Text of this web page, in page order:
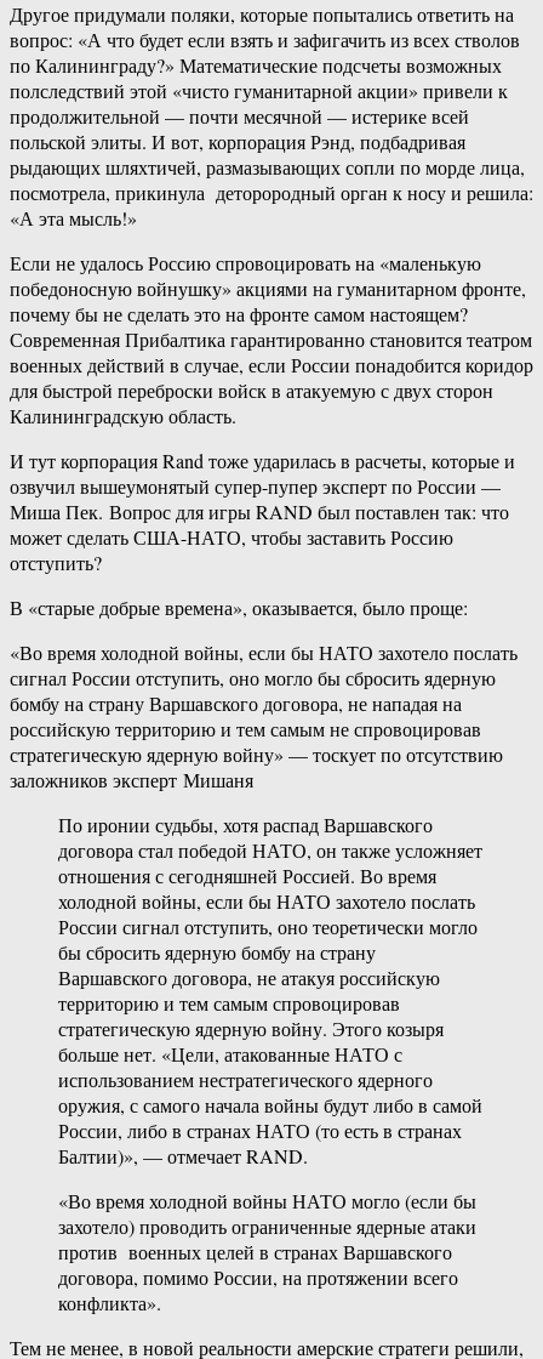
Другое придумали поляки, которые попытались ответить на
вопрос: «А что будет если взять и зафигачить из всех стволов
по Калининграду?» Математические подсчеты возможных
полследствий этой «чисто гуманитарной акции» привели к
продолжительной — почти месячной — истерике всей
польской элиты. И вот, корпорация Рэнд, подбадривая
рыдающих шляхтичей, размазывающих сопли по морде лица,
посмотрела, прикинула деторородный орган к носу и решила:
«А эта мысль!»
Если не удалось Россию спровоцировать на «маленькую
победоносную войнушку» акциями на гуманитарном фронте,
почему бы не сделать это на фронте самом настоящем?
Современная Прибалтика гарантированно становится театром
военных действий в случае, если России понадобится коридор
для быстрой переброски войск в атакуемую с двух сторон
Калининградскую область.
И тут корпорация Rand тоже ударилась в расчеты, которые и
озвучил вышеумонятый супер-​пупер эксперт по России —
Миша Пек. Вопрос для игры RAND был поставлен так: что
может сделать США-​НАТО, чтобы заставить Россию
отступить?
В «старые добрые времена», оказывается, было проще:
«Во время холодной войны, если бы НАТО захотело послать
сигнал России отступить, оно могло бы сбросить ядерную
бомбу на страну Варшавского договора, не нападая на
российскую территорию и тем самым не спровоцировав
стратегическую ядерную войну» — тоскует по отсутствию
заложников эксперт Мишаня
По иронии судьбы, хотя распад Варшавского
договора стал победой НАТО, он также усложняет
отношения с сегодняшней Россией. Во время
холодной войны, если бы НАТО захотело послать
России сигнал отступить, оно теоретически могло
бы сбросить ядерную бомбу на страну
Варшавского договора, не атакуя российскую
территорию и тем самым спровоцировав
стратегическую ядерную войну. Этого козыря
больше нет. «Цели, атакованные НАТО с
использованием нестратегического ядерного
оружия, с самого начала войны будут либо в самой
России, либо в странах НАТО (то есть в странах
Балтии)», — отмечает RAND.
«Во время холодной войны НАТО могло (если бы
захотело) проводить ограниченные ядерные атаки
против военных целей в странах Варшавского
договора, помимо России, на протяжении всего
конфликта».
Тем не менее, в новой реальности амерские стратеги решили,